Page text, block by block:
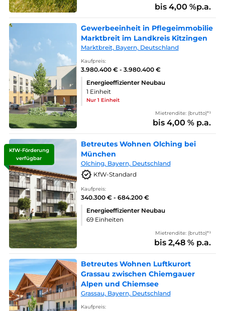
bis 4,00 %p.a.
Gewerbeeinheit in Pflegeimmobilie
Marktbreit im Landkreis Kitzingen
Marktbreit, Bayern, Deutschland
Kaufpreis:
3.980.400 € - 3.980.400 €
Energieeffizienter Neubau
1 Einheit
Nur 1 Einheit
Mietrendite: (brutto)*¹
bis 4,00 % p.a.
KfW-Förderung
verfügbar
Betreutes Wohnen Olching bei
München
Olching, Bayern, Deutschland
KfW-Standard
Kaufpreis:
340.300 € - 684.200 €
Energieeffizienter Neubau
69 Einheiten
Mietrendite: (brutto)*¹
bis 2,48 % p.a.
Betreutes Wohnen Luftkurort
Grassau zwischen Chiemgauer
Alpen und Chiemsee
Grassau, Bayern, Deutschland
Kaufpreis: